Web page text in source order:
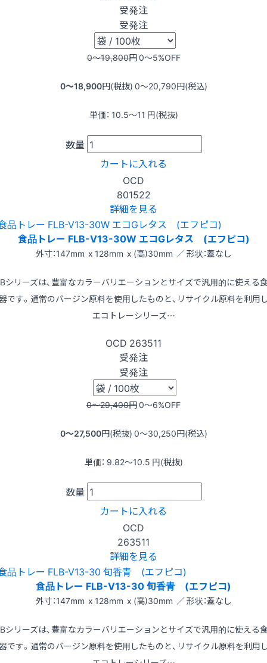
受発注
受発注
0〜19,800円0〜5%OFF
0〜18,900円(税抜) 0〜20,790円(税込)
単価： 10.5〜11 円(税抜)
数量
カートに入れる
OCD
801522
詳細を見る
食品トレー FLB-V13-30W エコGレタス (エフピコ)
外寸：147mm x 128mm x (高)30mm ／ 形状：蓋なし
シリーズは、豊富なカラーバリエーションとサイズで汎用的に使える
です。通常のバージン原料を使用したものと、リサイクル原料を利用
エコトレーシリーズ…
OCD 263511
受発注
受発注
0〜29,400円0〜6%OFF
0〜27,500円(税抜) 0〜30,250円(税込)
単価： 9.82〜10.5 円(税抜)
数量
カートに入れる
OCD
263511
詳細を見る
食品トレー FLB-V13-30 旬香青 (エフピコ)
外寸：147mm x 128mm x (高)30mm ／ 形状：蓋なし
シリーズは、豊富なカラーバリエーションとサイズで汎用的に使える
です。通常のバージン原料を使用したものと、リサイクル原料を利用